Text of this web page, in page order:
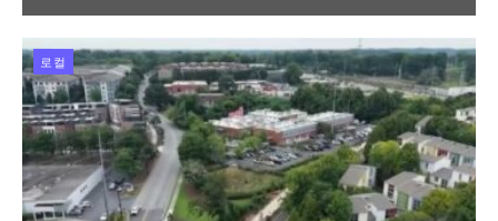
로컬